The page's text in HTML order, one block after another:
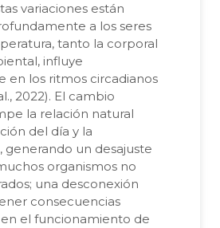
variaciones están
a los seres
tanto la corporal
influye
en los ritmos circadianos
2022). El cambio
la relación natural
del día y la
un desajuste
organismos no
una desconexión
consecuencias
el funcionamiento de